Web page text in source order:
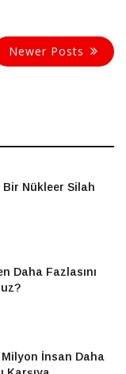
Newer Posts
Bir Nükleer Silah
Daha Fazlasını
Milyon İnsan Daha